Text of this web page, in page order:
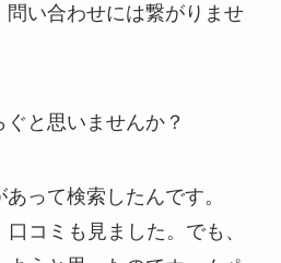
問い合わせには繋がりませ
と思いませんか？
って検索したんです。
コミも見ました。でも、